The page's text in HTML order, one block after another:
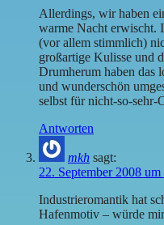
Allerdings, wir haben
warme Nacht erwischt.
(vor allem stimmlich)
großartige Kulisse und
Drumherum haben das
und wunderschön
selbst für nicht-so-sehr-
Antworten
mkh sagt:
22. September 2008
Industrieromantik hat
Hafenmotiv – würde